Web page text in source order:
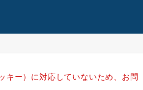
キー）に対応していないため、お問